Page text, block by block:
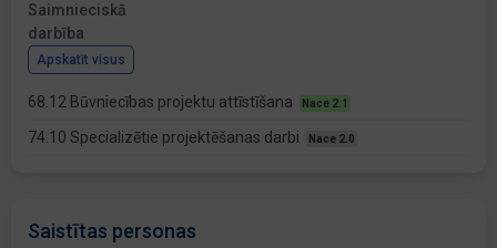
Saimnieciskā
darbība
Apskatīt visus
68.12 Būvniecības projektu attīstīšana Nace 2.1
74.10 Specializētie projektēšanas darbi Nace 2.0
Saistītas personas